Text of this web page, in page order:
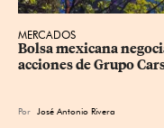
MERCADOS
Bolsa mexicana
acciones de Grupo
Por José Antonio Rivera